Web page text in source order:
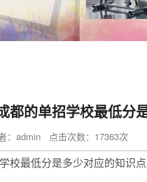
的单招学校最低分是
：admin 点击次数：17363次
最低分是多少对应的知识